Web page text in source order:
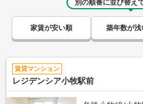
別の順番に並び替え
家賃が安い順 築年数が浅
賃貸マンション
レジデンシア小牧駅前